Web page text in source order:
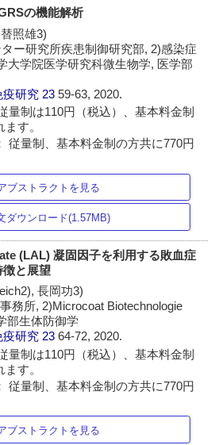
の機能解析
照雄3)
ー研究所疾患制御研究部, 2)感染症
大学院医学研究科微生物学, 医学部
疫研究 2359-63, 2020.
量制は110円（税込）、基本料金制
す。
従量制、基本料金制の方共に770円
ブストラクトを見る
ダウンロード(1.57MB)
(LAL) 凝固因子を利用する敗血症
徴と展望
長岡功3)
務所, 2)Microcoat Biotechnologie
部生体防御学
疫研究 2364-72, 2020.
量制は110円（税込）、基本料金制
す。
従量制、基本料金制の方共に770円
ブストラクトを見る